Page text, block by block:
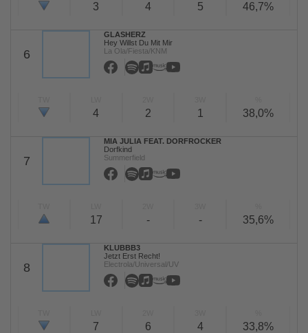
3 4 5 46,7%
6
GLASHERZ
Hey Willst Du Mit Mir
La Ola/Fiesta/KNM
4 2 1 38,0%
7
MIA JULIA FEAT. DORFROCKER
Dorfkind
Summerfield
17 - - 35,6%
8
KLUBBB3
Jetzt Erst Recht!
Electrola/Universal/UV
7 6 4 33,8%